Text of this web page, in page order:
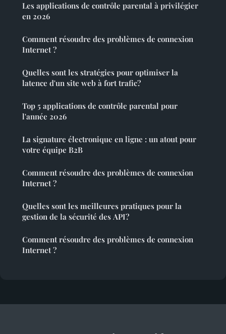
Les applications de contrôle parental à privilégier
en 2026
Comment résoudre des problèmes de connexion
Internet ?
Quelles sont les stratégies pour optimiser la
latence d'un site web à fort trafic?
Top 5 applications de contrôle parental pour
l'année 2026
La signature électronique en ligne : un atout pour
votre équipe B2B
Comment résoudre des problèmes de connexion
Internet ?
Quelles sont les meilleures pratiques pour la
gestion de la sécurité des API?
Comment résoudre des problèmes de connexion
Internet ?